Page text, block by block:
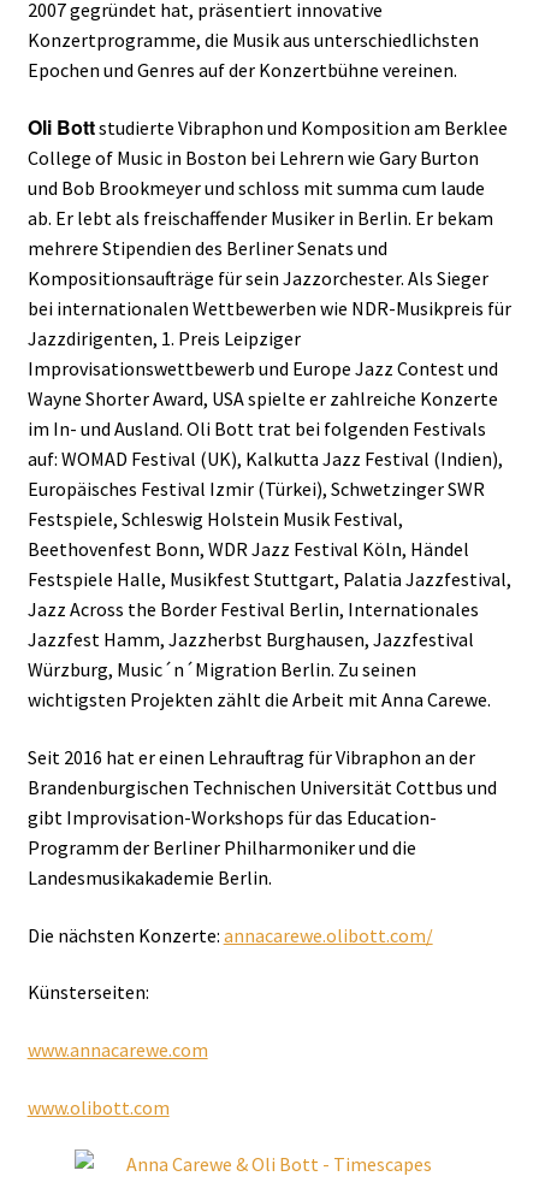
2007 gegründet hat, präsentiert innovative
Konzertprogramme, die Musik aus unterschiedlichsten
Epochen und Genres auf der Konzertbühne vereinen.
Oli Bottstudierte Vibraphon und Komposition am Berklee
College of Music in Boston bei Lehrern wie Gary Burton
und Bob Brookmeyer und schloss mit summa cum laude
ab. Er lebt als freischaffender Musiker in Berlin. Er bekam
mehrere Stipendien des Berliner Senats und
Kompositionsaufträge für sein Jazzorchester. Als Sieger
bei internationalen Wettbewerben wie NDR-Musikpreis für
Jazzdirigenten, 1. Preis Leipziger
Improvisationswettbewerb und Europe Jazz Contest und
Wayne Shorter Award, USA spielte er zahlreiche Konzerte
im In- und Ausland. Oli Bott trat bei folgenden Festivals
auf: WOMAD Festival (UK), Kalkutta Jazz Festival (Indien),
Europäisches Festival Izmir (Türkei), Schwetzinger SWR
Festspiele, Schleswig Holstein Musik Festival,
Beethovenfest Bonn, WDR Jazz Festival Köln, Händel
Festspiele Halle, Musikfest Stuttgart, Palatia Jazzfestival,
Jazz Across the Border Festival Berlin, Internationales
Jazzfest Hamm, Jazzherbst Burghausen, Jazzfestival
Würzburg, Music´n´Migration Berlin. Zu seinen
wichtigsten Projekten zählt die Arbeit mit Anna Carewe.
Seit 2016 hat er einen Lehrauftrag für Vibraphon an der
Brandenburgischen Technischen Universität Cottbus und
gibt Improvisation-Workshops für das Education-
Programm der Berliner Philharmoniker und die
Landesmusikakademie Berlin.
Die nächsten Konzerte: annacarewe.olibott.com/
Künsterseiten:
www.annacarewe.com
www.olibott.com